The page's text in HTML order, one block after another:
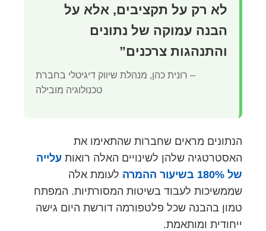
לא רק על תקציבים, אלא על
הבנה עמוקה של נתונים
והתנהגות צרכנים”
– רונית כהן, מנהלת שיווק דיגיטלי בחברת
טכנולוגיה מובילה
הנתונים מראים שחברות שהתאימו את
האסטרטגיה שלהן לשינויים האלה רואות עלייה
של 180% בשיעור ההמרה
לעומת אלה
שממשיכות לעבוד בשיטות המסורתיות. המפתח
טמון בהבנה שכל פלטפורמה דורשת היום גישה
ייחודית ומותאמת.